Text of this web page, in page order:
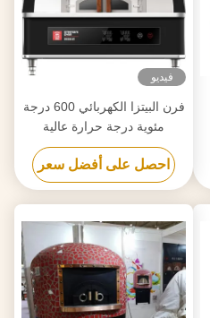
فيديو
فرن البيتزا الكهربائي 600 درجة
مئوية درجة حرارة عالية
احصل على أفضل سعر